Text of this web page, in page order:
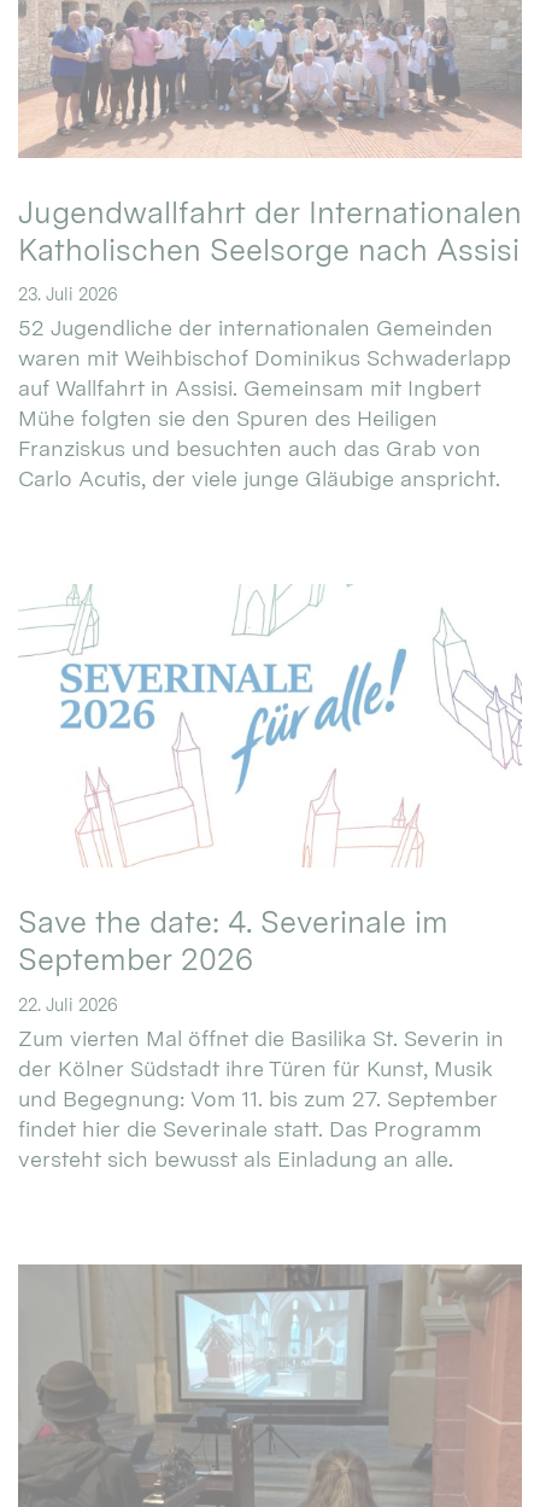
Jugendwallfahrt der Internationalen
Katholischen Seelsorge nach Assisi
23. Juli 2026
52 Jugendliche der internationalen Gemeinden
waren mit Weihbischof Dominikus Schwaderlapp
auf Wallfahrt in Assisi. Gemeinsam mit Ingbert
Mühe folgten sie den Spuren des Heiligen
Franziskus und besuchten auch das Grab von
Carlo Acutis, der viele junge Gläubige anspricht.
Save the date: 4. Severinale im
September 2026
22. Juli 2026
Zum vierten Mal öffnet die Basilika St. Severin in
der Kölner Südstadt ihre Türen für Kunst, Musik
und Begegnung: Vom 11. bis zum 27. September
findet hier die Severinale statt. Das Programm
versteht sich bewusst als Einladung an alle.